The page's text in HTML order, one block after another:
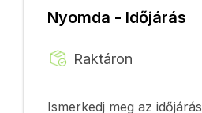
Nyomda - Időjárás
Raktáron
Ismerkedj meg az időjárás